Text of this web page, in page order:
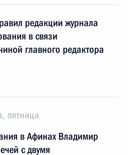
редакции журнала
в связи
главного редактора
пятница
в Афинах Владимир
с двумя